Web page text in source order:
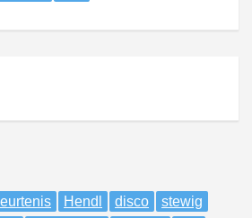
Hendl disco
stewig